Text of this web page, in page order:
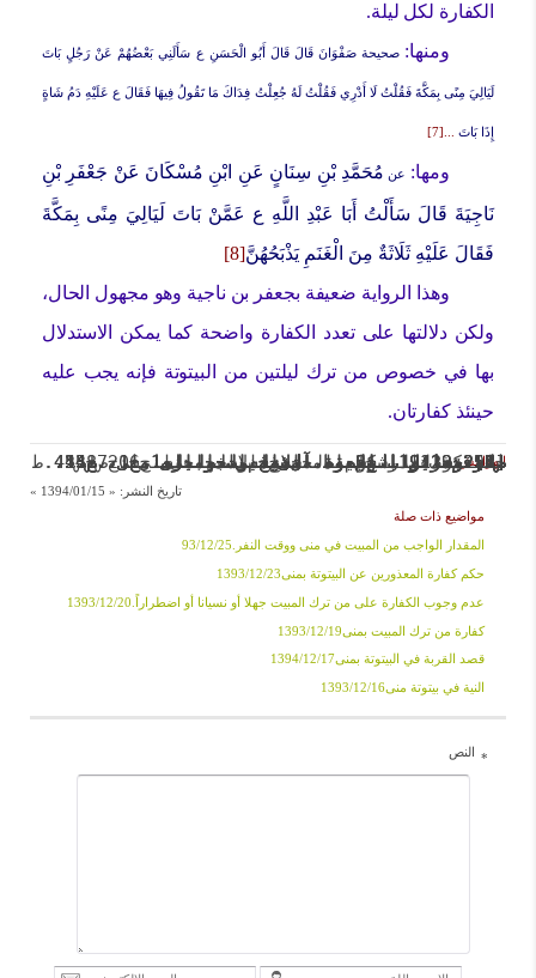
الكفارة لكل ليلة.
ومنها:صحيحة صَفْوَانَ قَالَ قَالَ أَبُو الْحَسَنِ ع سَأَلَنِي بَعْضُهُمْ عَنْ رَجُلٍ بَاتَ
لَيَالِيَ مِنًى بِمَكَّةَ فَقُلْتُ لَا أَدْرِي فَقُلْتُ لَهُ جُعِلْتُ فِدَاكَ مَا تَقُولُ فِيهَا فَقَالَ ع عَلَيْهِ دَمُ شَاةٍ
إِذَا بَاتَ ...[7]
ومها: عن مُحَمَّدِ بْنِ سِنَانٍ عَنِ ابْنِ مُسْكَانَ عَنْ جَعْفَرِ بْنِ
نَاجِيَةَ قَالَ سَأَلْتُ أَبَا عَبْدِ اللَّهِ ع عَمَّنْ بَاتَ لَيَالِيَ مِنًى بِمَكَّةَ
فَقَالَ عَلَيْهِ ثَلَاثَةٌ مِنَ الْغَنَمِ يَذْبَحُهُنَّ[8]
وهذا الرواية ضعيفة بجعفر بن ناجية وهو مجهول الحال،
ولكن دلالتها على تعدد الكفارة واضحة كما يمكن الاستدلال
بها في خصوص من ترك ليلتين من البيتوتة فإنه يجب عليه
حينئذ كفارتان.
الهوامش:
[1] تحریر الوسیلة، الامام الخمینی، ج1، ص455.
[2] تحریر الوسیلة، الامام الخمینی، ج1، ص455.
[3] حدائق الناضرة، شیخ یوسف بحرانی، ج17، ص298.
[4] کشف اللثام، المحقق الاصفهانی، ج6، ص238، ط جامعة المدرسین.
[5] جواهر الکلام، محمد حسن جواهری، ج20، ص4.
[6] وسائل الشیعة، الشیخ الحر العاملی، ج14، ص251، ابواب العود الی منی، الباب1، الرقم19119، ح2، ط آل البیت.
[7] وسائل الشیعة، الشیخ الحر العاملی، ج14، ص252، ابواب العود الی منی، الباب1، الرقم19122، ح5، ط آل البیت.
[8] وسائل الشیعة، الشیخ الحر العاملی، ج14، ص253، ابواب العود الی منی، الباب1، الرقم19123، ح6، ط آل البیت.
تاريخ النشر: « 1394/01/15 »
مواضيع ذات صلة
المقدار الواجب من المبيت في منى ووقت النفر.93/12/25
حكم كفارة المعذورين عن البيتوتة بمنى1393/12/23
عدم وجوب الكفارة على من ترك المبيت جهلا أو نسيانا أو اضطراراً.1393/12/20
كفارة من ترك المبيت بمنى1393/12/19
قصد القربة في البيتوتة بمنى1394/12/17
النية في بيتوتة منى1393/12/16
* النص